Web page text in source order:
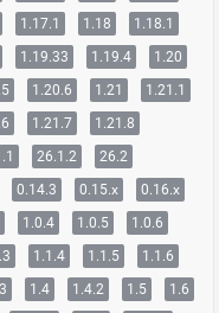
1.17.1 1.18
1.18.1
1.19.33 1.19.4
1.20
1.20.6 1.21
1.21.1
1.21.7
1.21.8
26.1.2 26.2
0.14.3 0.15.x
0.16.x
1.0.4 1.0.5
1.0.6
1.1.4 1.1.5
1.1.6
1.4 1.4.2 1.5
1.6